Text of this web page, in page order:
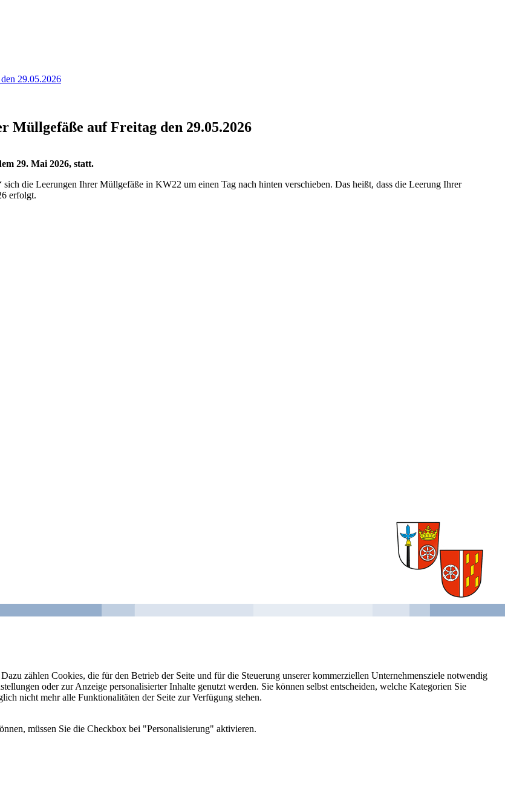
29.05.2026
Müllgefäße auf Freitag den 29.05.2026
29. Mai 2026, statt.
die Leerungen Ihrer Müllgefäße in KW22 um einen Tag nach hinten verschieben. Das heißt, dass die Leerung Ihrer
erfolgt.
zählen Cookies, die für den Betrieb der Seite und für die Steuerung unserer kommerziellen Unternehmensziele notwendig
oder zur Anzeige personalisierter Inhalte genutzt werden. Sie können selbst entscheiden, welche Kategorien Sie
nicht mehr alle Funktionalitäten der Seite zur Verfügung stehen.
müssen Sie die Checkbox bei "Personalisierung" aktivieren.